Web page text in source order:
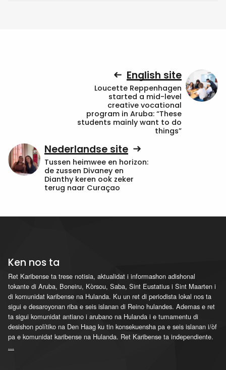
English site
Loucette Reppenhagen
started a mid-level
creative vocational
program in Aruba: “These
students mainly want to do
things”
Nederlandse site
Tussen heimwee en horizon:
de zussen Divaney en
Dianthy keren ook zeker
terug naar Curaçao
Ken nos ta
Ret Karibense ta trese notisia, aktualidat i informashon adishonal
tokante di Aruba, Boneiru, Kòrsou, Saba, Sint Eustatius i Sint Maarten i
di komunidat karibense na Hulanda. Ku un ret di periodista lokal nos ta
sigui e desaroyonan riba e seis islanan di Reino hulandes. Ademas e ret
ta sigui komunidat antiano i arubano na Hulanda i e tumamentu di
desishon polítiko na Den Haag ku tin konsekuensha pa e seis islanan i/òf
pa e komunidat karibense na Hulanda. Ret Karibense ta independiente.
...